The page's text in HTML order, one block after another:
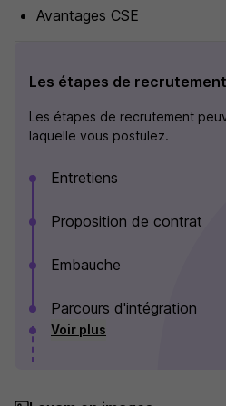
Avantages CSE
Les étapes de recrutement
Les étapes de recrutement
laquelle vous postulez.
Entretiens
Proposition de contrat
Embauche
Parcours d'intégration
Voir plus